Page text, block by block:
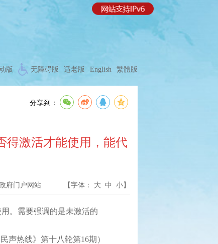
版 无障碍版 适老版 English 繁體版
分享到：
得激活才能使用，能代
府门户网站 【字体： 大 中 小】
。需要强调的是未激活的
民声热线》第十八轮第16期）